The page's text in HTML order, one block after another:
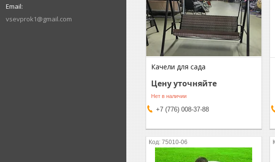
vsevprok1@gmail.com
Качели для сада
Цену уточняйте
Нет в наличии
+7 (776) 008-37-88
75010-06